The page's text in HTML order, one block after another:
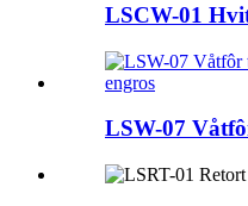
LSCW-01
LSW-07